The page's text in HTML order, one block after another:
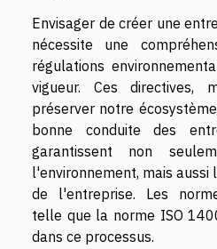
Envisager de créer une
nécessite une
régulations
vigueur. Ces directives,
préserver notre
bonne conduite des
garantissent non
l'environnement, mais
de l'entreprise. Les
telle que la norme ISO
dans ce processus.